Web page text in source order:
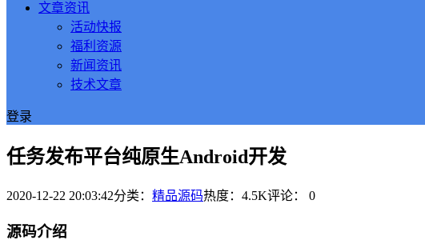
文章资讯
活动快报
福利资源
新闻资讯
技术文章
登录
任务发布平台纯原生Android开发
2020-12-22 20:03:42分类： 精品源码热度：4.5K评论： 0
源码介绍